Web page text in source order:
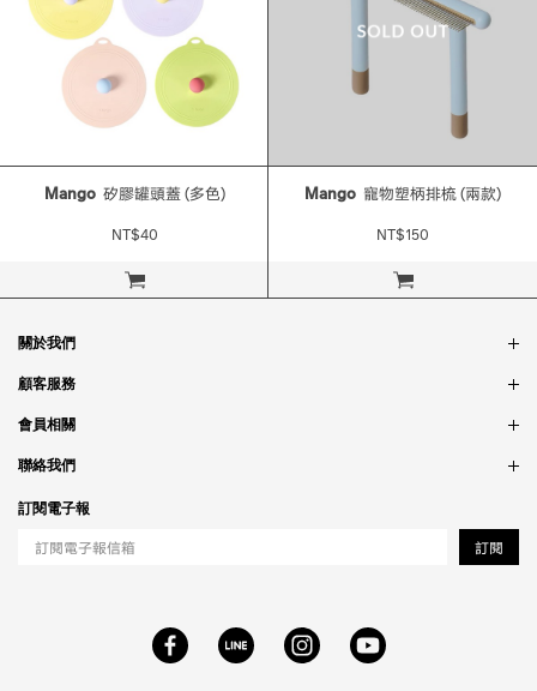
立即購買
Mango 矽膠罐頭蓋 (多色)
NT$40
立即購買
Mango 寵物塑柄排梳 (兩款)
NT$150
關於我們
品牌故事
銷售據點
隱私政策
顧客服務
訂單問題
付款問題
配送問題
會員相關
會員制度
紅利制度
聯絡我們
合作相關
工作職缺
訂閱電子報
訂閱